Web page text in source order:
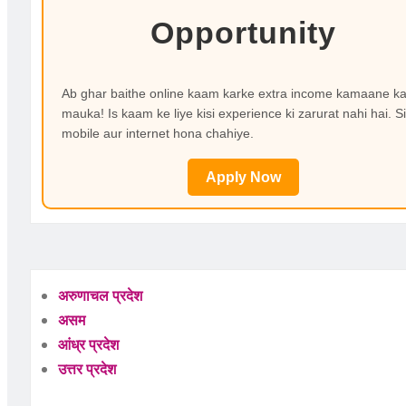
Opportunity
Ab ghar baithe online kaam karke extra income kamaane ka
mauka! Is kaam ke liye kisi experience ki zarurat nahi hai.
mobile aur internet hona chahiye.
Apply Now
अरुणाचल प्रदेश
असम
आंध्र प्रदेश
उत्तर प्रदेश